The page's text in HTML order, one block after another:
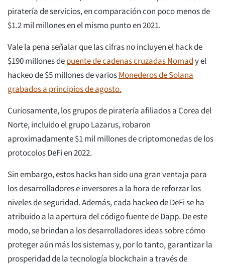
piratería de servicios, en comparación con poco menos de
$1.2 mil millones en el mismo punto en 2021.
Vale la pena señalar que las cifras no incluyen el hack de
$190 millones depuente de cadenas cruzadas Nomady el
hackeo de $5 millones de variosMonederos de Solana
grabados a principios de agosto.
Curiosamente, los grupos de piratería afiliados a Corea del
Norte, incluido el grupo Lazarus, robaron
aproximadamente $1 mil millones de criptomonedas de los
protocolos DeFi en 2022.
Sin embargo, estos hacks han sido una gran ventaja para
los desarrolladores e inversores a la hora de reforzar los
niveles de seguridad. Además, cada hackeo de DeFi se ha
atribuido a la apertura del código fuente de Dapp. De este
modo, se brindan a los desarrolladores ideas sobre cómo
proteger aún más los sistemas y, por lo tanto, garantizar la
prosperidad de la tecnología blockchain a través de